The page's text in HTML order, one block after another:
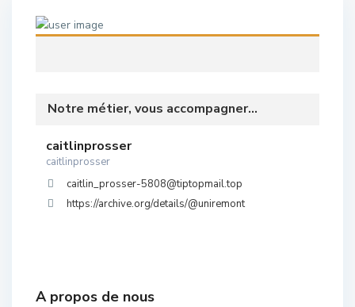
Notre métier, vous accompagner...
caitlinprosser
caitlinprosser
caitlin_prosser-5808@tiptopmail.top
https://archive.org/details/@uniremont
A propos de nous